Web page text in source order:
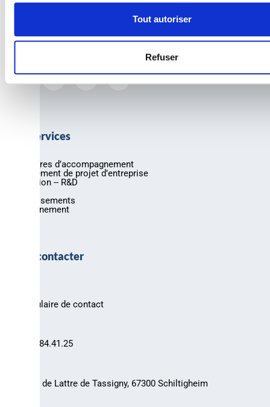
Tout autoriser
Refuser
et la croissance des entreprises.
Nos services
Nos offres d’accompagnement
Financement de projet d’entreprise
Innovation -- R&D
Investissements
Environnement
Nous contacter
Formulaire de contact
03.88.84.41.25
30 rue de Lattre de Tassigny, 67300 Schiltigheim